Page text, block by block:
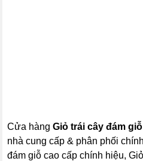
Cửa hàngGiỏ trái cây đám
nhà cung cấp & phân phối
đám giỗ cao cấp chính hiệu,